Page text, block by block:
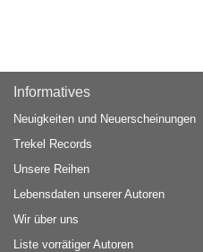
Informatives
Neuigkeiten und Neuerscheinungen
Trekel Records
Unsere Reihen
Lebensdaten unserer Autoren
Wir über uns
Liste vorrätiger Autoren